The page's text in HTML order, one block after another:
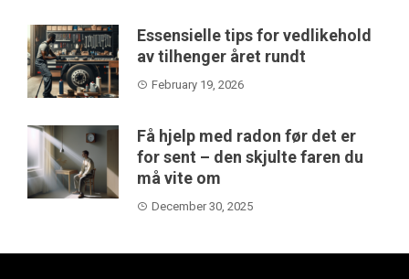
Essensielle tips for vedlikehold
av tilhenger året rundt
February 19, 2026
Få hjelp med radon før det er
for sent – den skjulte faren du
må vite om
December 30, 2025